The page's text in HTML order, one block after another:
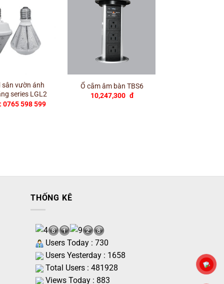
sân vườn ánh
series LGL2
0765 598 599
Ổ cắm âm bàn TBS6
10,247,300 đ
THỐNG KÊ
Users Today : 730
Users Yesterday : 1658
Total Users : 481928
Views Today : 883